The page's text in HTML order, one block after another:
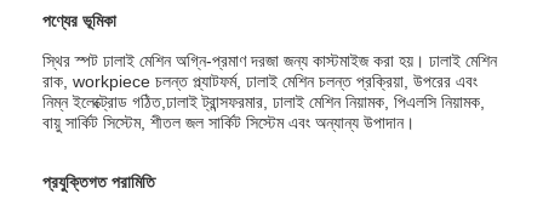
পণ্যের ভূমিকা
স্থির স্পট ঢালাই মেশিন অগ্নি-প্রমাণ দরজা জন্য কাস্টমাইজ করা হয়। ঢালাই মেশিন
রাক, workpiece চলন্ত প্ল্যাটফর্ম, ঢালাই মেশিন চলন্ত প্রক্রিয়া, উপরের এবং
নিম্ন ইলেক্ট্রোড গঠিত,ঢালাই ট্রান্সফরমার, ঢালাই মেশিন নিয়ামক, পিএলসি নিয়ামক,
বায়ু সার্কিট সিস্টেম, শীতল জল সার্কিট সিস্টেম এবং অন্যান্য উপাদান।
প্রযুক্তিগত পরামিতি